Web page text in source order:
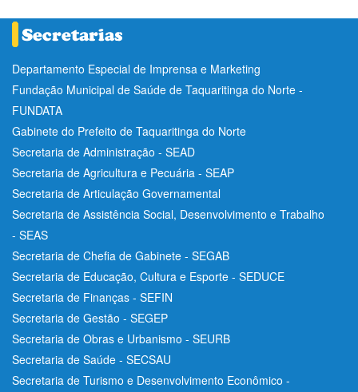
Departamento Especial de Imprensa e Marketing
Fundação Municipal de Saúde de Taquaritinga do Norte -
FUNDATA
Gabinete do Prefeito de Taquaritinga do Norte
Secretaria de Administração - SEAD
Secretaria de Agricultura e Pecuária - SEAP
Secretaria de Articulação Governamental
Secretaria de Assistência Social, Desenvolvimento e Trabalho
- SEAS
Secretaria de Chefia de Gabinete - SEGAB
Secretaria de Educação, Cultura e Esporte - SEDUCE
Secretaria de Finanças - SEFIN
Secretaria de Gestão - SEGEP
Secretaria de Obras e Urbanismo - SEURB
Secretaria de Saúde - SECSAU
Secretaria de Turismo e Desenvolvimento Econômico -